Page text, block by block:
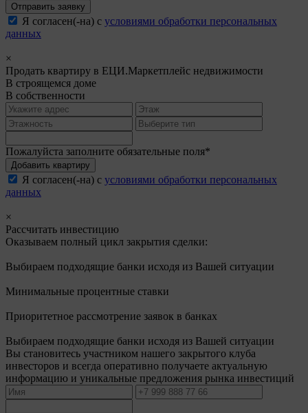
Отправить заявку
Я согласен(-на) с условиями обработки персональных
данных
×
Продать квартиру в ЕЦИ.Маркетплейс недвижимости
В строящемся доме
В собственности
Пожалуйста заполните обязательные поля*
Добавить квартиру
Я согласен(-на) с условиями обработки персональных
данных
×
Рассчитать инвестицию
Оказываем полный цикл закрытия сделки:
Выбираем подходящие банки исходя из Вашей ситуации
Минимальные процентные ставки
Приоритетное рассмотрение заявок в банках
Выбираем подходящие банки исходя из Вашей ситуации
Вы становитесь участником нашего закрытого клуба
инвесторов и всегда оперативно получаете актуальную
информацию и уникальные предложения рынка инвестиций